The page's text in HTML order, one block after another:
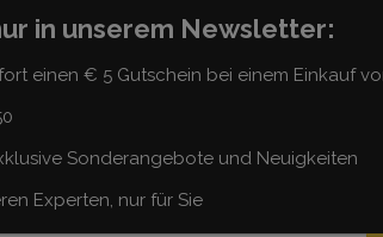
in unserem Newsletter:
einen € 5 Gutschein bei einem Einkauf
Sonderangebote und Neuigkeiten
Experten, nur für Sie